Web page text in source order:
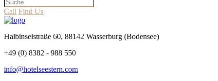
Call Find Us
Halbinselstraße 60, 88142 Wasserburg (Bodensee)
+49 (0) 8382 - 988 550
info@hotelseestern.com